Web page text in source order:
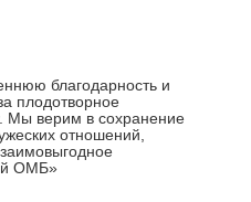
благодарность и
плодотворное
Мы верим в сохранение
отношений,
ОМБ»